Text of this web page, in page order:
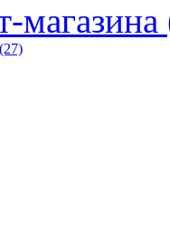
магазина
(27)